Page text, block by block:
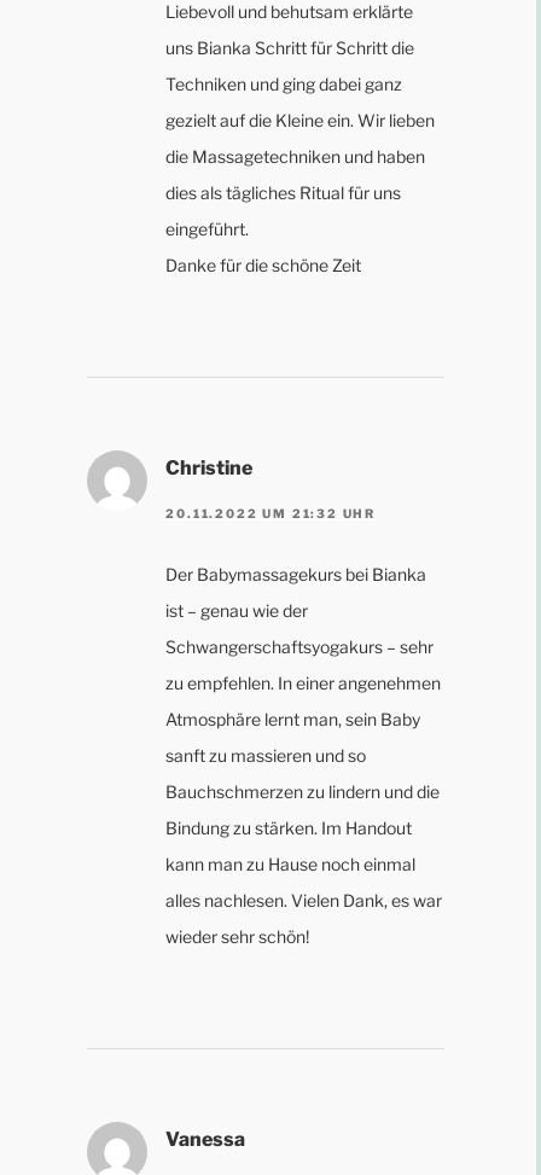
Liebevoll und behutsam erklärte
uns Bianka Schritt für Schritt die
Techniken und ging dabei ganz
gezielt auf die Kleine ein. Wir lieben
die Massagetechniken und haben
dies als tägliches Ritual für uns
eingeführt.
Danke für die schöne Zeit
Christine
20.11.2022 UM 21:32 UHR
Der Babymassagekurs bei Bianka
ist – genau wie der
Schwangerschaftsyogakurs – sehr
zu empfehlen. In einer angenehmen
Atmosphäre lernt man, sein Baby
sanft zu massieren und so
Bauchschmerzen zu lindern und die
Bindung zu stärken. Im Handout
kann man zu Hause noch einmal
alles nachlesen. Vielen Dank, es war
wieder sehr schön!
Vanessa